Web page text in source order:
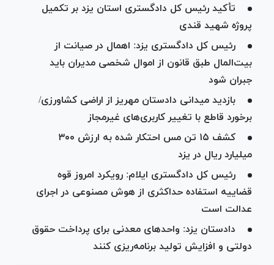
تأکید رئیس کل دادگستری استان یزد بر تکمیل
پروژه شهید قندی
رئیس کل دادگستری یزد: اهمال در صیانت از
بیت‌المال طبق قانون از اموال شخصی مدیران باید
جبران شود
بازدید میدانی دادستان مهریز از اراضی کشاورزی/
برخورد قاطع با تغییر کاربری‌های غیرمجاز
کشف ۱۵ تن مس احتکار شده به ارزش ۳۰۰
میلیارد ریال در یزد
رئیس کل دادگستری ایلام: رویکرد امروز قوه
قضاییه استفاده حداکثری از هوش مصنوعی در اجرای
عدالت است
دادستان یزد: واحد‌های معدنی برای پرداخت حقوق
دولتی و افزایش تولید برنامه‌ریزی کنند